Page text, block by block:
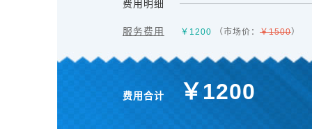
费用明细
服务费用 ￥ 1200 （市场价： ￥1500）
费用合计 ￥1200